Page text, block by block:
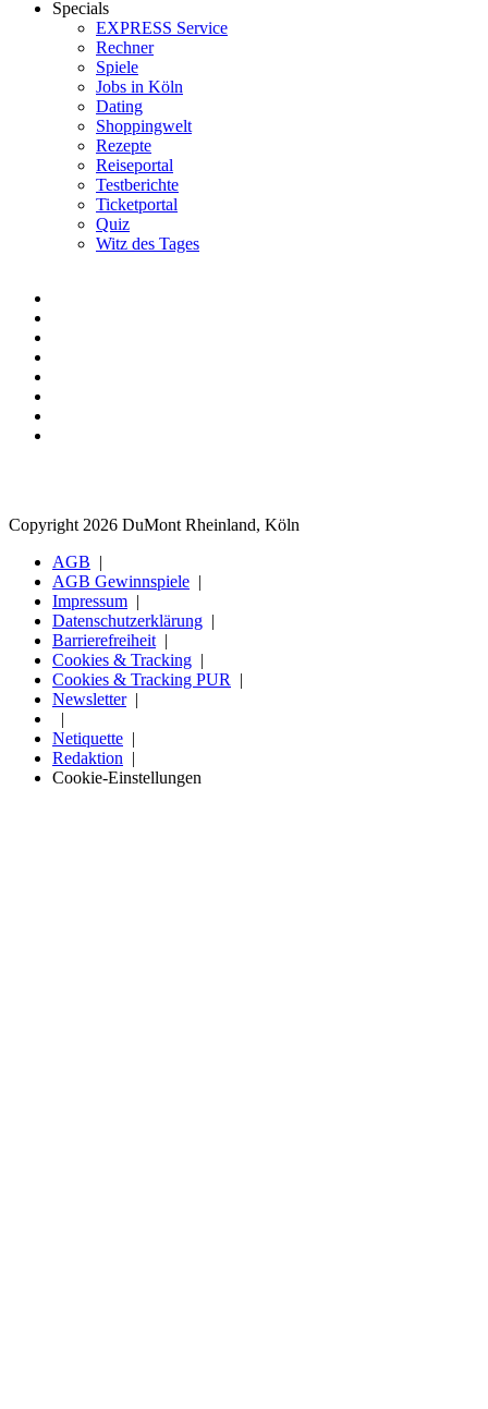
Specials
EXPRESS Service
Rechner
Spiele
Jobs in Köln
Dating
Shoppingwelt
Rezepte
Reiseportal
Testberichte
Ticketportal
Quiz
Witz des Tages
Copyright 2026 DuMont Rheinland, Köln
AGB
AGB Gewinnspiele
Impressum
Datenschutzerklärung
Barrierefreiheit
Cookies & Tracking
Cookies & Tracking PUR
Newsletter
Netiquette
Redaktion
Cookie-Einstellungen